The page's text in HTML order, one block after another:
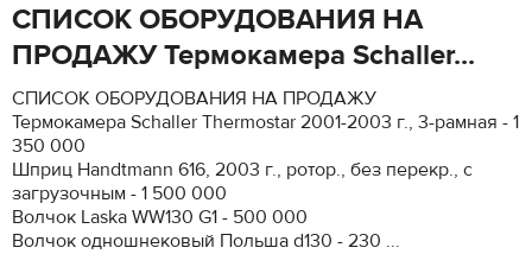
СПИСОК ОБОРУДОВАНИЯ НА
ПРОДАЖУ Термокамера Schaller...
СПИСОК ОБОРУДОВАНИЯ НА ПРОДАЖУ
Термокамера Schaller Thermostar 2001-2003 г., 3-рамная - 1
350 000
Шприц Handtmann 616, 2003 г., ротор., без перекр., с
загрузочным - 1 500 000
Волчок Laska WW130 G1 - 500 000
Волчок одношнековый Польша d130 - 230 ...